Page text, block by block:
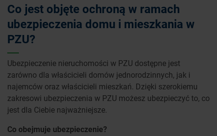
Co jest objęte ochroną w ramach
ubezpieczenia domu i mieszkania w
PZU?
Ubezpieczenie nieruchomości w PZU dostępne jest
zarówno dla właścicieli domów jednorodzinnych, jak i
najemców oraz właścicieli mieszkań. Dzięki szerokiemu
zakresowi ubezpieczenia w PZU możesz ubezpieczyć to, co
jest dla Ciebie najważniejsze.
Co obejmuje ubezpieczenie?